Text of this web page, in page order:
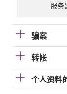
服务
骗案
转帐
个人资料